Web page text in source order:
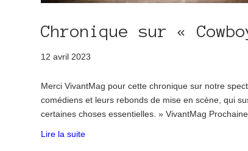
Chronique sur «
12 avril 2023
Merci VivantMag pour cette chronique sur notre
comédiens et leurs rebonds de mise en scène, qui
certaines choses essentielles. » VivantMag
Lire la suite